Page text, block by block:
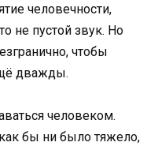
человечности,
не пустой звук. Но
чтобы
дважды.
человеком.
бы ни было тяжело,